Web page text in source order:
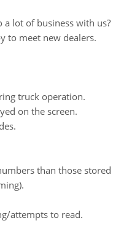
lot of business with us?
to meet new dealers.
truck operation.
on the screen.
than those stored
attempts to read.